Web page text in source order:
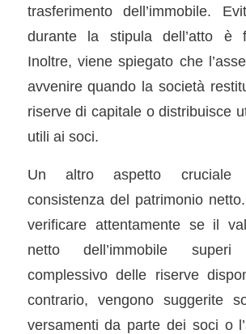
trasferimento dell’immobile.
durante la stipula dell’atto è
Inoltre, viene spiegato che
avvenire quando la società
riserve di capitale o distribuisce
utili ai soci.
Un altro aspetto cruciale
consistenza del patrimonio
verificare attentamente se il
netto dell’immobile superi
complessivo delle riserve
contrario, vengono suggerite
versamenti da parte dei soci o